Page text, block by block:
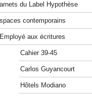
du Label Hypothèse
contemporains
aux écritures
Cahier 39-45
Carlos Guyancourt
Hôtels Modiano